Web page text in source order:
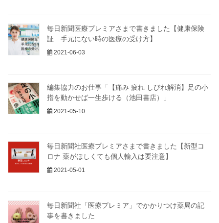
毎日新聞医療プレミアさまで書きました【健康保険
証 手元にない時の医療の受け方】
2021-06-03
編集協力のお仕事「【痛み 疲れ しびれ解消】足の小
指を動かせば一生歩ける（池田書店）」
2021-05-10
毎日新聞社医療プレミアさまで書きました【新型コ
ロナ 薬がほしくても個人輸入は要注意】
2021-05-01
毎日新聞社「医療プレミア」でかかりつけ薬局の記
事を書きました